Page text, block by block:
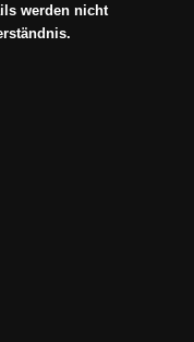
werden nicht